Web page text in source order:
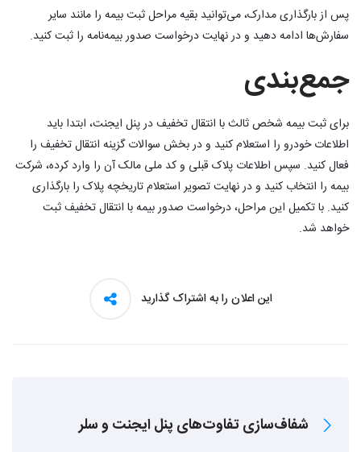
پس از بارگذاری مدارک، می‌توانید بقیه مراحل ثبت بیمه را مانند سایر
سفارش‌ها ادامه دهید و در نهایت درخواست صدور بیمه‌نامه را ثبت کنید.
جمع‌بندی
برای ثبت بیمه شخص ثالث با انتقال تخفیف در پنل ایجنت، ابتدا باید
اطلاعات خودرو را استعلام کنید و در بخش سوالات گزینه انتقال تخفیف را
فعال کنید. سپس اطلاعات پلاک قبلی و کد ملی مالک آن را وارد کرده، شرکت
بیمه را انتخاب کنید و در نهایت تصویر استعلام تاریخچه پلاک را بارگذاری
کنید. با تکمیل این مراحل، درخواست صدور بیمه با انتقال تخفیف ثبت
خواهد شد.
این اعلان را به اشتراک گذارید
شفاف‌سازی تفاوت‌های پنل ایجنت و سلر